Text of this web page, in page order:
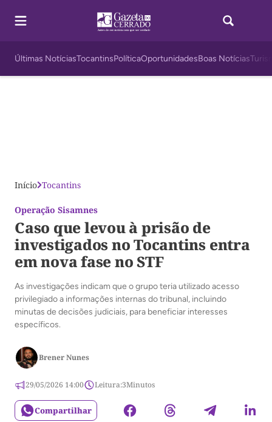
Últimas NotíciasTocantinsPolíticaOportunidadesBoas Notícias
Início Tocantins
Operação Sisamnes
Caso que levou à prisão de
investigados no Tocantins entra
em nova fase no STF
As investigações indicam que o grupo teria utilizado acesso
privilegiado a informações internas do tribunal, incluindo
minutas de decisões judiciais, para beneficiar interesses
específicos.
Brener Nunes
29/05/2026 14:00 Leitura:3Minutos
Compartilhar